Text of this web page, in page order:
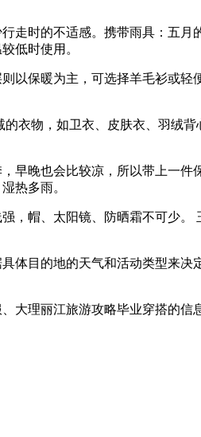
走时的不适感。携带雨具：五月
低时使用。
以保暖为主，可选择羊毛衫或轻
衣物，如卫衣、皮肤衣、羽绒
早晚也会比较凉，所以带上一件
热多雨。
，帽、太阳镜、防晒霜不可少。
体目的地的天气和活动类型来
大理丽江旅游攻略毕业穿搭的信